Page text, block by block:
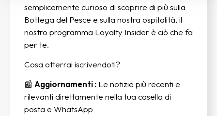
semplicemente curioso di scoprire di più sulla
Bottega del Pesce e sulla nostra ospitalità, il
nostro programma Loyalty Insider è ciò che fa
per te.
Cosa otterrai iscrivendoti?
📰 Aggiornamenti : Le notizie più recenti e
rilevanti direttamente nella tua casella di
posta e WhatsApp